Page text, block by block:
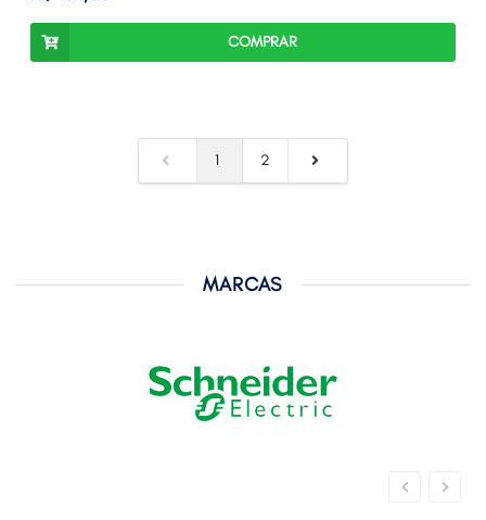
COMPRAR
1 2
MARCAS